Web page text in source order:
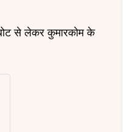
से लेकर कुमारकोम के